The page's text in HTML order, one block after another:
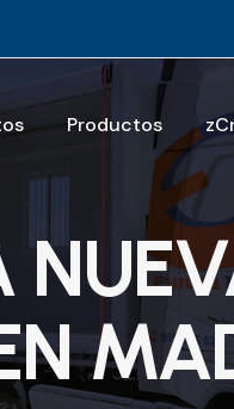
Productos